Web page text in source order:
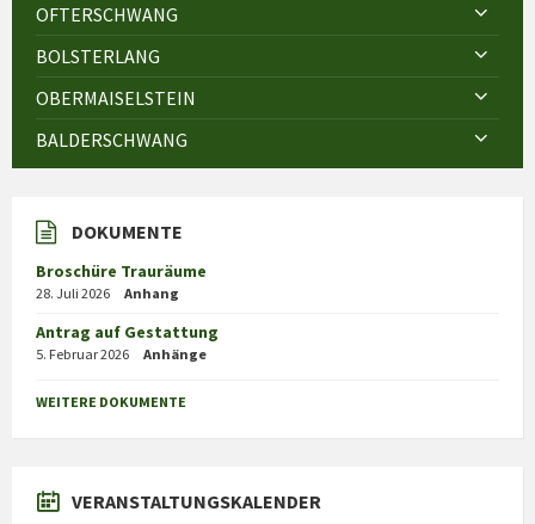
OFTERSCHWANG
BOLSTERLANG
OBERMAISELSTEIN
BALDERSCHWANG
DOKUMENTE
Broschüre Trauräume
28. Juli 2026 Anhang
Antrag auf Gestattung
5. Februar 2026 Anhänge
WEITERE DOKUMENTE
VERANSTALTUNGSKALENDER